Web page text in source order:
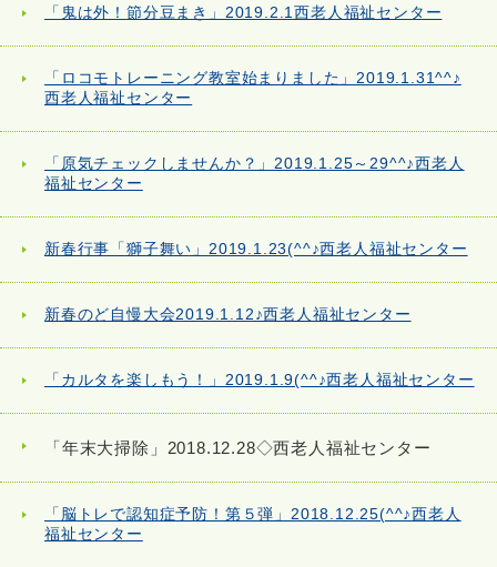
「鬼は外！節分豆まき」2019.2.1西老人福祉センター
「ロコモトレーニング教室始まりました」2019.1.31^^♪
西老人福祉センター
「原気チェックしませんか？」2019.1.25～29^^♪西老人
福祉センター
新春行事「獅子舞い」2019.1.23(^^♪西老人福祉センター
新春のど自慢大会2019.1.12♪西老人福祉センター
「カルタを楽しもう！」2019.1.9(^^♪西老人福祉センター
「年末大掃除」2018.12.28◇西老人福祉センター
「脳トレで認知症予防！第５弾」2018.12.25(^^♪西老人
福祉センター